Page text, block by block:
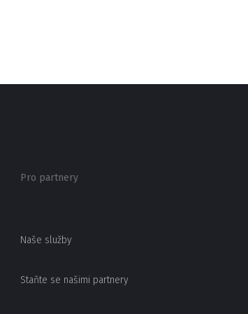
Pro partnery
Naše služby
Staňte se našimi partnery